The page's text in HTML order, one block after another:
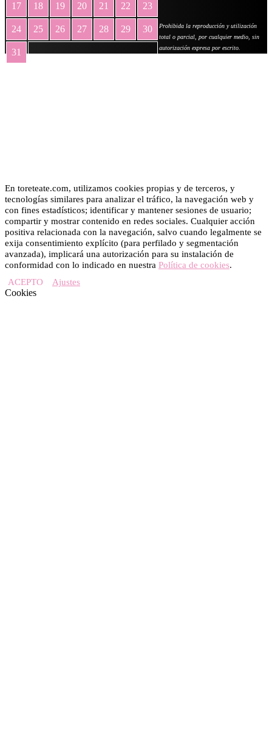
17 18 19 20 21 22 23
24 25 26 27 28 29 30
31
Prohibida la reproducción y utilización
total o parcial, por cualquier medio, sin
autorización expresa por escrito.
En toreteate.com, utilizamos cookies propias y de terceros, y
tecnologías similares para analizar el tráfico, la navegación web y
con fines estadísticos; identificar y mantener sesiones de usuario;
compartir y mostrar contenido en redes sociales. Cualquier acción
positiva relacionada con la navegación, salvo cuando legalmente se
exija consentimiento explícito (para perfilado y segmentación
avanzada), implicará una autorización para su instalación de
conformidad con lo indicado en nuestra Política de cookies.
ACEPTO
Ajustes
Cookies